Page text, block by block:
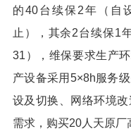
的40台续保2年（自
止），其余2台续保1
31），维保要求生产
产设备采用5×8h服务
设及切换、网络环境
需求，购买20人天原厂